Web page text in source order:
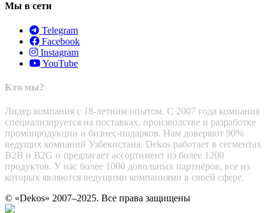
Мы в сети
Telegram
Facebook
Instagram
YouTube
Кто мы?
Лидер компания с 18-летним опытом. С 2007 года компания
специализируется на поставках, производстве и разработке
промопродукции и бизнес-подарков. Нам доверяют 90%
ведущих компаний Узбекистана. Dekos работает в сегментах
B2B и B2G и предлагает ассортимент из более 1200
продуктов. У нас более 1000 довольных партнёров, все из
которых являются ведущими компаниями в своей сфере.
© «Dekos» 2007–2025. Все права защищены